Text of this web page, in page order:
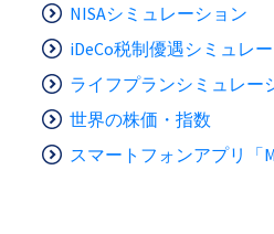
NISAシミュレーション
iDeCo税制優遇シミュレ
ライフプランシミュレー
世界の株価・指数
スマートフォンアプリ「